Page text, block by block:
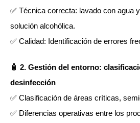
✅ Técnica correcta: lavado con agua
solución alcohólica.
✅ Calidad: Identificación de errores
🧴 2. Gestión del entorno:
desinfección
✅ Clasificación de áreas críticas,
✅ Diferencias operativas entre los